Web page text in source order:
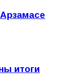
итоги